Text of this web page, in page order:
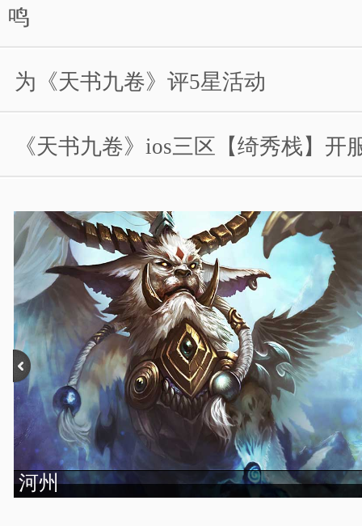
鸣
为《天书九卷》评5星活动
《天书九卷》ios三区【绮秀栈】开